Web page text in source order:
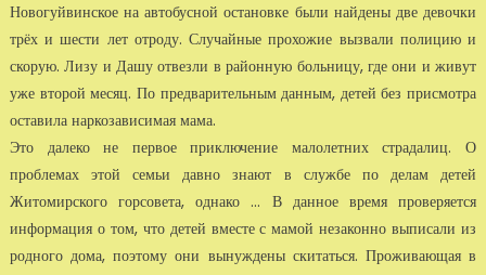
Новогуйвинское на автобусной остановке были найдены две девочки
трёх и шести лет отроду. Случайные прохожие вызвали полицию и
скорую. Лизу и Дашу отвезли в районную больницу, где они и живут
уже второй месяц. По предварительным данным, детей без присмотра
оставила наркозависимая мама.
Это далеко не первое приключение малолетних страдалиц. О
проблемах этой семьи давно знают в службе по делам детей
Житомирского горсовета, однако ... В данное время проверяется
информация о том, что детей вместе с мамой незаконно выписали из
родного дома, поэтому они вынуждены скитаться. Проживающая в